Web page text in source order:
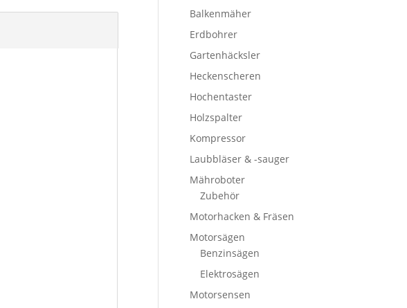
Balkenmäher
Erdbohrer
Gartenhäcksler
Heckenscheren
Hochentaster
Holzspalter
Kompressor
Laubbläser & -sauger
Mähroboter
Zubehör
Motorhacken & Fräsen
Motorsägen
Benzinsägen
Elektrosägen
Motorsensen